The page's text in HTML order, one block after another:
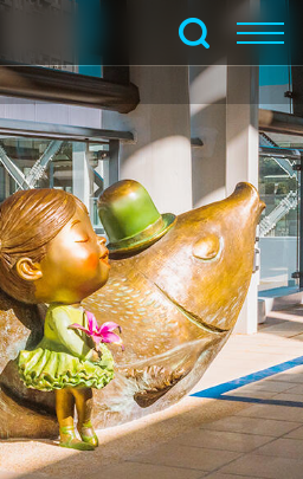
全文檢索